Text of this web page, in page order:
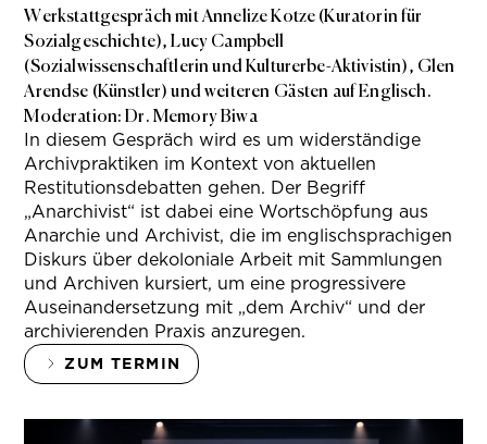
Werkstattgespräch mit Annelize Kotze (Kuratorin für
Sozialgeschichte), Lucy Campbell
(Sozialwissenschaftlerin und Kulturerbe-Aktivistin), Glen
Arendse (Künstler) und weiteren Gästen auf Englisch.
Moderation: Dr. Memory Biwa
In diesem Gespräch wird es um widerständige
Archivpraktiken im Kontext von aktuellen
Restitutionsdebatten gehen. Der Begriff
„Anarchivist“ ist dabei eine Wortschöpfung aus
Anarchie und Archivist, die im englischsprachigen
Diskurs über dekoloniale Arbeit mit Sammlungen
und Archiven kursiert, um eine progressivere
Auseinandersetzung mit „dem Archiv“ und der
archivierenden Praxis anzuregen.
ZUM TERMIN